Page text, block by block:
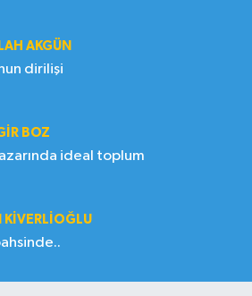
AKGÜN
dirilişi
BOZ
ideal toplum
KIVERLIOĞLU